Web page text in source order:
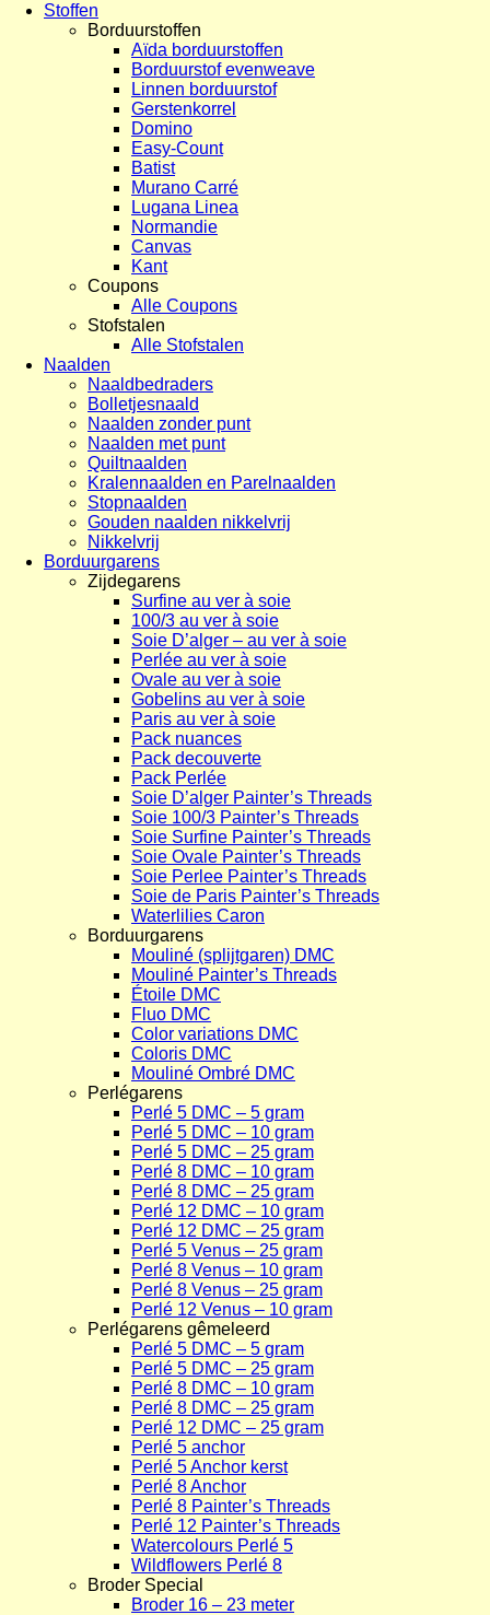
Stoffen
Borduurstoffen
Aïda borduurstoffen
Borduurstof evenweave
Linnen borduurstof
Gerstenkorrel
Domino
Easy-Count
Batist
Murano Carré
Lugana Linea
Normandie
Canvas
Kant
Coupons
Alle Coupons
Stofstalen
Alle Stofstalen
Naalden
Naaldbedraders
Bolletjesnaald
Naalden zonder punt
Naalden met punt
Quiltnaalden
Kralennaalden en Parelnaalden
Stopnaalden
Gouden naalden nikkelvrij
Nikkelvrij
Borduurgarens
Zijdegarens
Surfine au ver à soie
100/3 au ver à soie
Soie D’alger – au ver à soie
Perlée au ver à soie
Ovale au ver à soie
Gobelins au ver à soie
Paris au ver à soie
Pack nuances
Pack decouverte
Pack Perlée
Soie D’alger Painter’s Threads
Soie 100/3 Painter’s Threads
Soie Surfine Painter’s Threads
Soie Ovale Painter’s Threads
Soie Perlee Painter’s Threads
Soie de Paris Painter’s Threads
Waterlilies Caron
Borduurgarens
Mouliné (splijtgaren) DMC
Mouliné Painter’s Threads
Étoile DMC
Fluo DMC
Color variations DMC
Coloris DMC
Mouliné Ombré DMC
Perlégarens
Perlé 5 DMC – 5 gram
Perlé 5 DMC – 10 gram
Perlé 5 DMC – 25 gram
Perlé 8 DMC – 10 gram
Perlé 8 DMC – 25 gram
Perlé 12 DMC – 10 gram
Perlé 12 DMC – 25 gram
Perlé 5 Venus – 25 gram
Perlé 8 Venus – 10 gram
Perlé 8 Venus – 25 gram
Perlé 12 Venus – 10 gram
Perlégarens gêmeleerd
Perlé 5 DMC – 5 gram
Perlé 5 DMC – 25 gram
Perlé 8 DMC – 10 gram
Perlé 8 DMC – 25 gram
Perlé 12 DMC – 25 gram
Perlé 5 anchor
Perlé 5 Anchor kerst
Perlé 8 Anchor
Perlé 8 Painter’s Threads
Perlé 12 Painter’s Threads
Watercolours Perlé 5
Wildflowers Perlé 8
Broder Special
Broder 16 – 23 meter